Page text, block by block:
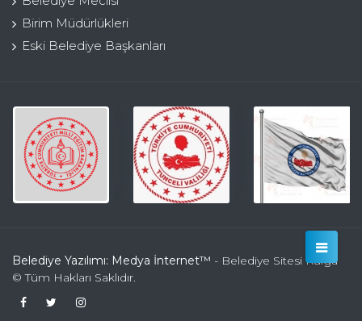
Birim Müdürlükleri
Eski Belediye Başkanları
Belediye Yazılımı: Medya İnternet™ - Belediye Sitesi Kulga
© Tüm Hakları Saklıdır.